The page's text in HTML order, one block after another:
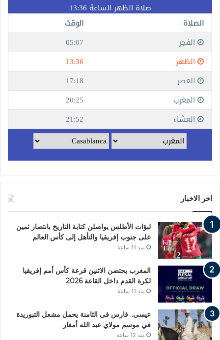
اخر الاخبار
لبؤات الأطلس يواصلن كتابة التاريخ بانتصار ثمين
على جنوب إفريقيا والتأهل إلى كأس العالم
منذ 11 ساعة
المغرب يحتضن الاثنين قرعة كأس أمم إفريقيا
لكرة القدم داخل القاعة 2026
منذ 11 ساعة
عيسى.. فارس في الثامنة يحمل مشعل التبوريدة
في موسم مولاي عبد الله أمغار
منذ 12 ساعة